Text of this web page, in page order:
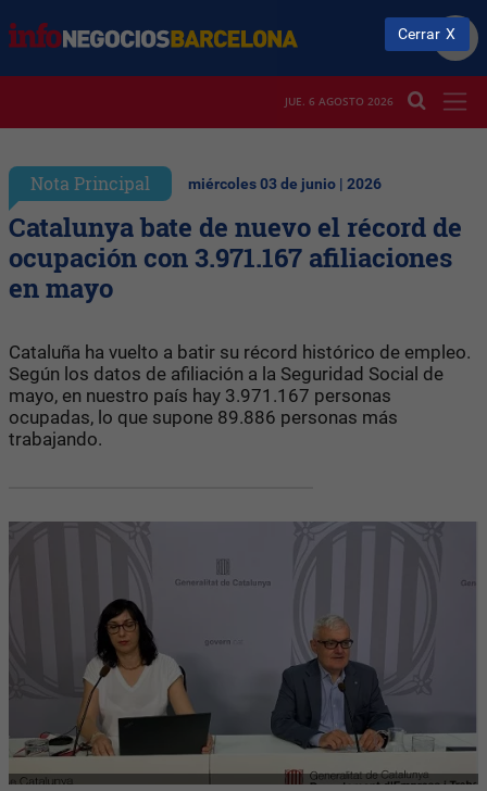
JUE. 6 AGOSTO 2026
Nota Principal miércoles 03 de junio | 2026
Catalunya bate de nuevo el récord de
ocupación con 3.971.167 afiliaciones
en mayo
Cataluña ha vuelto a batir su récord histórico de empleo.
Según los datos de afiliación a la Seguridad Social de
mayo, en nuestro país hay 3.971.167 personas
ocupadas, lo que supone 89.886 personas más
trabajando.
Cerrar